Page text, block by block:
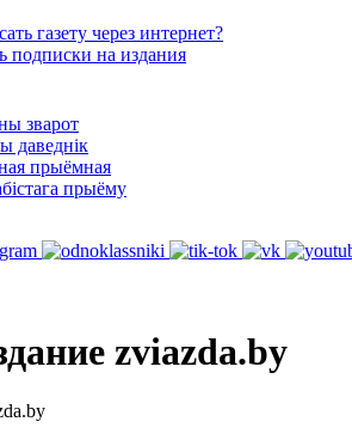
газету через интернет?
подписки на издания
зварот
даведнік
прыёмная
прыёму
zviazda.by